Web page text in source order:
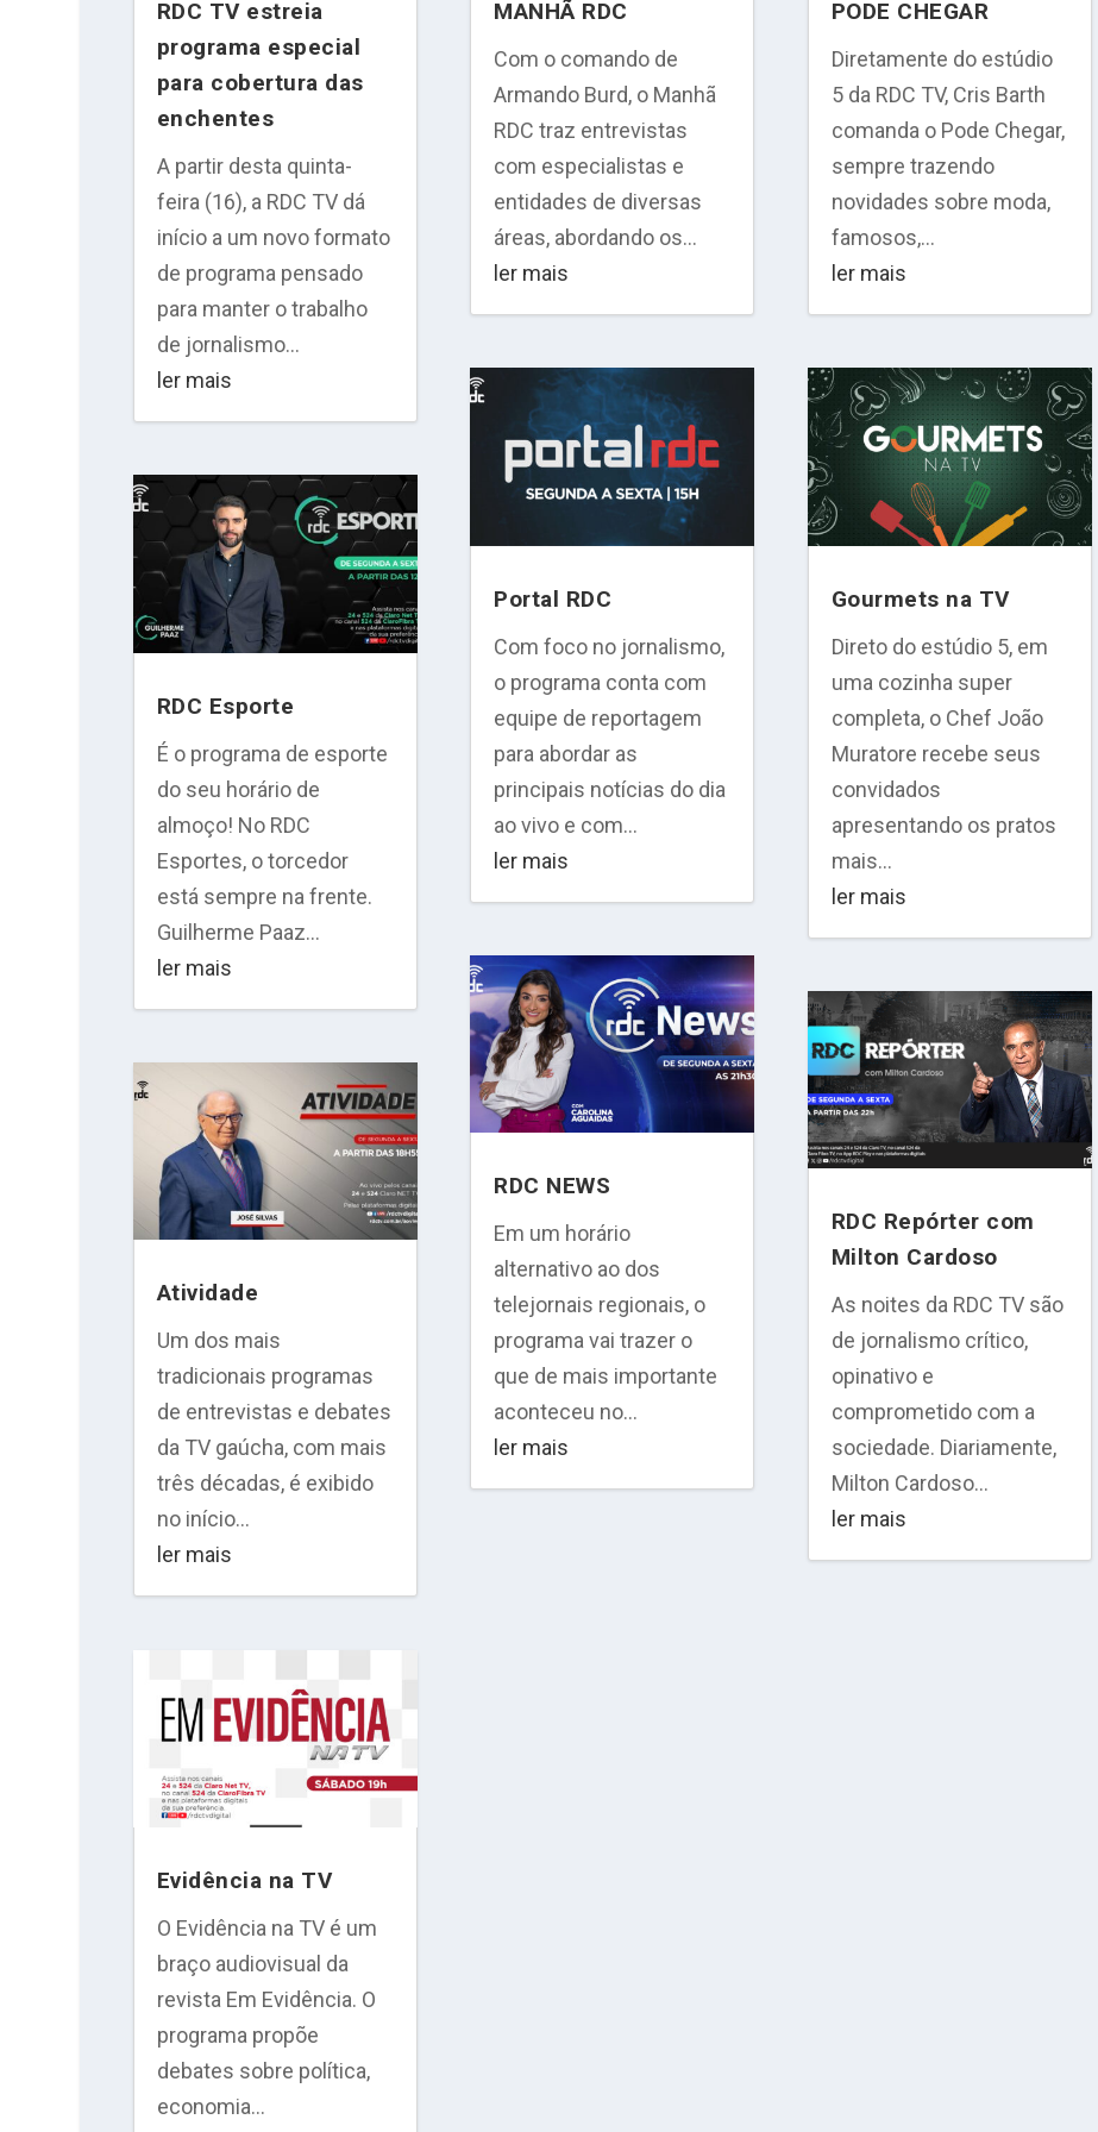
RDC TV estreia
programa especial
para cobertura das
enchentes
A partir desta quinta-
feira (16), a RDC TV dá
início a um novo formato
de programa pensado
para manter o trabalho
de jornalismo...
ler mais
RDC Esporte
É o programa de esporte
do seu horário de
almoço! No RDC
Esportes, o torcedor
está sempre na frente.
Guilherme Paaz...
ler mais
Atividade
Um dos mais
tradicionais programas
de entrevistas e debates
da TV gaúcha, com mais
três décadas, é exibido
no início...
ler mais
Evidência na TV
O Evidência na TV é um
braço audiovisual da
revista Em Evidência. O
programa propõe
debates sobre política,
economia...
MANHÃ RDC
Com o comando de
Armando Burd, o Manhã
RDC traz entrevistas
com especialistas e
entidades de diversas
áreas, abordando os...
ler mais
Portal RDC
Com foco no jornalismo,
o programa conta com
equipe de reportagem
para abordar as
principais notícias do dia
ao vivo e com...
ler mais
RDC NEWS
Em um horário
alternativo ao dos
telejornais regionais, o
programa vai trazer o
que de mais importante
aconteceu no...
ler mais
PODE CHEGAR
Diretamente do estúdio
5 da RDC TV, Cris Barth
comanda o Pode Chegar,
sempre trazendo
novidades sobre moda,
famosos,...
ler mais
Gourmets na TV
Direto do estúdio 5, em
uma cozinha super
completa, o Chef João
Muratore recebe seus
convidados
apresentando os pratos
mais...
ler mais
RDC Repórter com
Milton Cardoso
As noites da RDC TV são
de jornalismo crítico,
opinativo e
comprometido com a
sociedade. Diariamente,
Milton Cardoso...
ler mais